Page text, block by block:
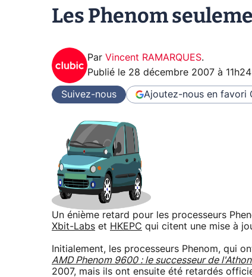
Les Phenom
Par Vincent RAMARQUES.
Publié le 28 décembre 2007 à 11h24
Suivez-nous Ajoutez-nous en favori
Un énième retard pour les processeurs
Xbit-Labs et HKEPC qui citent une mise à
Initialement, les processeurs Phenom, qui
AMD Phenom 9600 : le successeur de
2007, mais ils ont ensuite été retardés